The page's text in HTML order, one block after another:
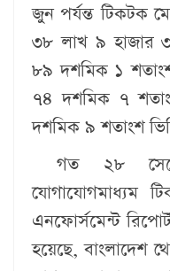
জুন পর্যন্ত টিকটক
৩৮ লাখ ৯ হাজার
৮৯ দশমিক ১
৭৪ দশমিক ৭
দশমিক ৯ শতাংশ
গত ২৮
যোগাযোগমাধ্যম
এনফোর্সমেন্ট
হয়েছে, বাংলাদেশ